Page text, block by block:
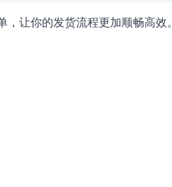
让你的发货流程更加顺畅高效。